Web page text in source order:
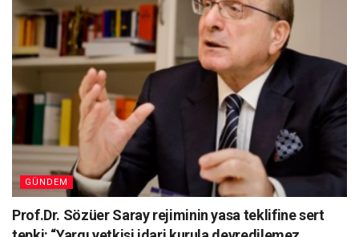
GÜNDEM
Prof.Dr. Sözüer Saray rejiminin yasa teklifine sert